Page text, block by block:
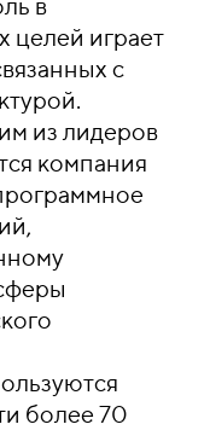
целей играет
с
из лидеров
компания
более 70